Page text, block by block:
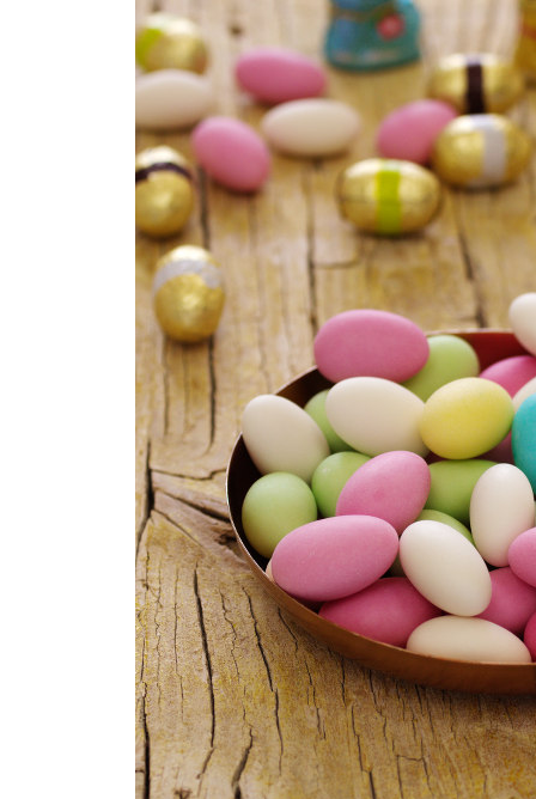
COMPRAR LIVRO COMPRAR LIVRO